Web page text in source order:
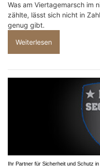
Was am Viertagemarsch im
zählte, lässt sich nicht in
genug gibt.
Weiterlesen
Ihr Partner für Sicherheit und Schutz